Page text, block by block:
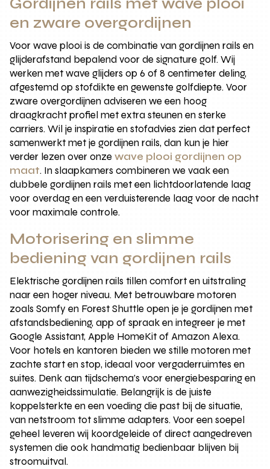
Gordijnen rails met wave plooi
en zware overgordijnen
Voor wave plooi is de combinatie van gordijnen rails en
glijderafstand bepalend voor de signature golf. Wij
werken met wave glijders op 6 of 8 centimeter deling,
afgestemd op stofdikte en gewenste golfdiepte. Voor
zware overgordijnen adviseren we een hoog
draagkracht profiel met extra steunen en sterke
carriers. Wil je inspiratie en stofadvies zien dat perfect
samenwerkt met je gordijnen rails, dan kun je hier
verder lezen over onzewave plooi gordijnen op
maat. In slaapkamers combineren we vaak een
dubbele gordijnen rails met een lichtdoorlatende laag
voor overdag en een verduisterende laag voor de nacht
voor maximale controle.
Motorisering en slimme
bediening van gordijnen rails
Elektrische gordijnen rails tillen comfort en uitstraling
naar een hoger niveau. Met betrouwbare motoren
zoals Somfy en Forest Shuttle open je je gordijnen met
afstandsbediening, app of spraak en integreer je met
Google Assistant, Apple HomeKit of Amazon Alexa.
Voor hotels en kantoren bieden we stille motoren met
zachte start en stop, ideaal voor vergaderruimtes en
suites. Denk aan tijdschema’s voor energiebesparing en
aanwezigheidssimulatie. Belangrijk is de juiste
koppelsterkte en een voeding die past bij de situatie,
van netstroom tot slimme adapters. Voor een soepel
geheel leveren wij koordgeleide of direct aangedreven
systemen die ook handmatig bedienbaar blijven bij
stroomuitval.